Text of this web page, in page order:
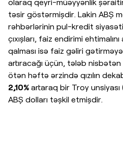
təsir göstərmişdir. Lakin ABŞ
rəhbərlərinin pul-kredit siyasəti
çıxışları, faiz endirimi
qalması isə faiz gəliri
artıracağı üçün, tələb
ötən həftə ərzində qızılın
2,10% artaraq bir Troy
ABŞ dolları təşkil etmişdir.